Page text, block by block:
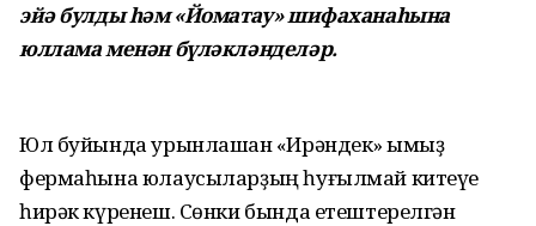
эйә булды һәм «Йоматау» шифаханаһына
юллама менән бүләкләнделәр.
Юл буйында урынлашҡан «Ирәндек» ҡымыҙ
фермаһына юлаусыларҙың һуғылмай китеүе
һирәк күренеш. Сөнки бында етештерелгән